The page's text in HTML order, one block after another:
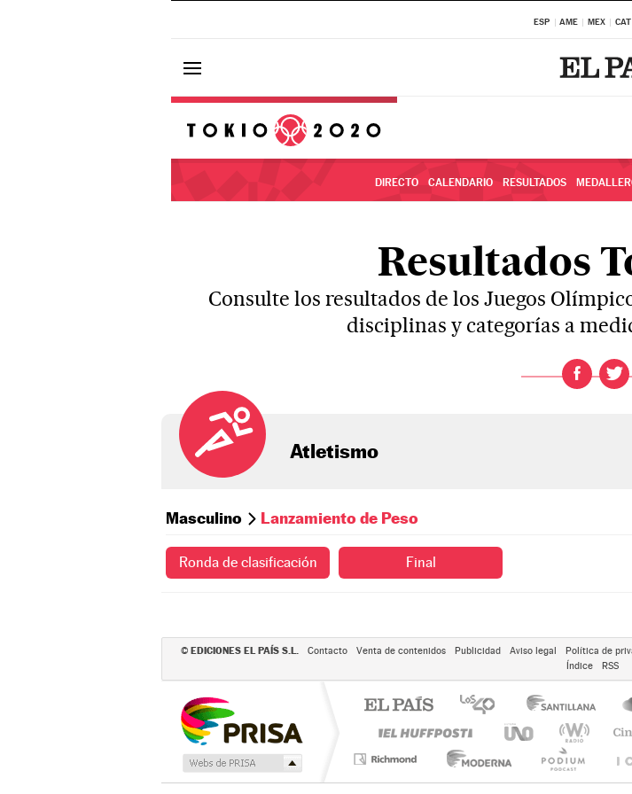
ESP AME MEX CAT
DIRECTO CALENDARIO RESULTADOS
Resultados
Consulte los resultados de los Juegos
disciplinas y categorías a
Atletismo
Masculino Lanzamiento de Peso
Ronda de clasificación Final
© EDICIONES EL PAÍS S.L. Contacto Venta de contenidos Publicidad Aviso legal Política de
Índice
RSS